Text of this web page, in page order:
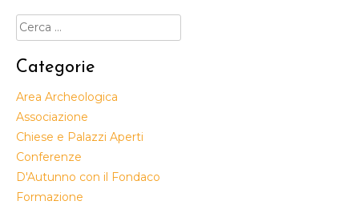
Ricerca
per:
Categorie
Area Archeologica
Associazione
Chiese e Palazzi Aperti
Conferenze
D'Autunno con il Fondaco
Formazione